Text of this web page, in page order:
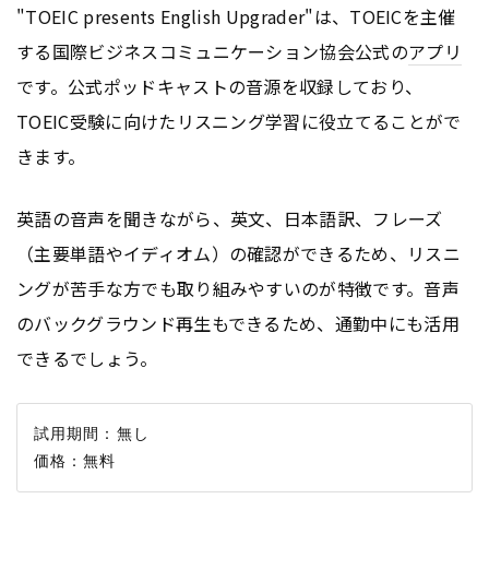
"TOEIC presents English Upgrader"は、TOEICを主催
する国際ビジネスコミュニケーション協会公式のアプリ
です。公式ポッドキャストの音源を収録しており、
TOEIC受験に向けたリスニング学習に役立てることがで
きます。
英語の音声を聞きながら、英文、日本語訳、フレーズ
（主要単語やイディオム）の確認ができるため、リスニ
ングが苦手な方でも取り組みやすいのが特徴です。音声
のバックグラウンド再生もできるため、通勤中にも活用
できるでしょう。
試用期間：無し